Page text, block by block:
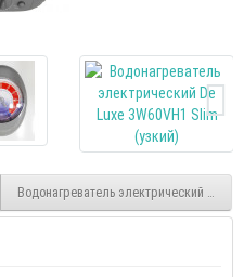
3W50VH1 Slim (узкий)
Водонагреватель электрический De